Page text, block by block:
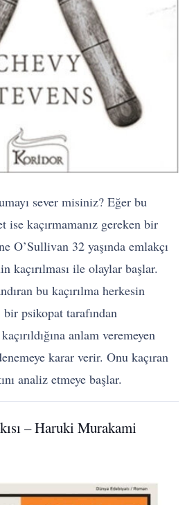
sever misiniz? Eğer bu
ise kaçırmamanız gereken bir
O’Sullivan 32 yaşında emlakçı
kaçırılması ile olaylar başlar.
bu kaçırılma herkesin
psikopat tarafından
anlam veremeyen
karar verir. Onu kaçıran
analiz etmeye başlar.
– Haruki Murakami